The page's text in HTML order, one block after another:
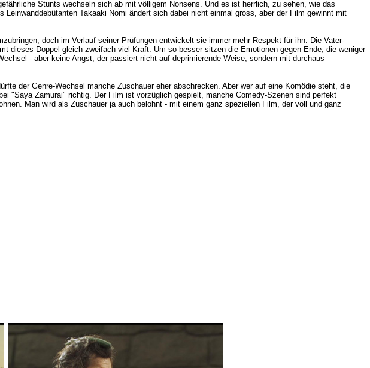
Stunts wechseln sich ab mit völligem Nonsens. Und es ist herrlich, zu sehen, wie das
Takaaki Nomi ändert sich dabei nicht einmal gross, aber der Film gewinnt mit
doch im Verlauf seiner Prüfungen entwickelt sie immer mehr Respekt für ihn. Die Vater-
dieses Doppel gleich zweifach viel Kraft. Um so besser sitzen die Emotionen gegen Ende, die weniger
- aber keine Angst, der passiert nicht auf deprimierende Weise, sondern mit durchaus
der Genre-Wechsel manche Zuschauer eher abschrecken. Aber wer auf eine Komödie steht, die
"Saya Zamurai" richtig. Der Film ist vorzüglich gespielt, manche Comedy-Szenen sind perfekt
Man wird als Zuschauer ja auch belohnt - mit einem ganz speziellen Film, der voll und ganz